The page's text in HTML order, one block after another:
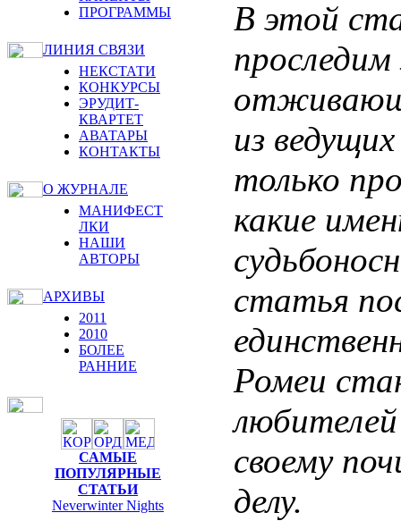
ПРОГРАММЫ
ЛИНИЯ СВЯЗИ
НЕКСТАТИ
КОНКУРСЫ
ЭРУДИТ-
КВАРТЕТ
АВАТАРЫ
КОНТАКТЫ
О ЖУРНАЛЕ
МАНИФЕСТ
ЛКИ
НАШИ
АВТОРЫ
АРХИВЫ
2011
2010
БОЛЕЕ
РАННИЕ
САМЫЕ
ПОПУЛЯРНЫЕ
СТАТЬИ
Neverwinter Nights
В этой
из
только
какие
статья
Ромеи
своему
делу.